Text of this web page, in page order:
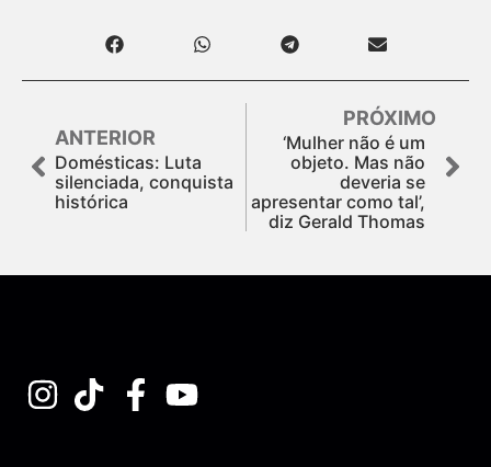
ANTERIOR
Domésticas: Luta
silenciada, conquista
histórica
PRÓXIMO
‘Mulher não é um
objeto. Mas não
deveria se
apresentar como tal’,
diz Gerald Thomas